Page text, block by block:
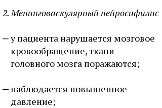
2. Менинговаскулярный нейросифилис
у пациента нарушается мозговое
кровообращение, ткани
головного мозга поражаются;
наблюдается повышенное
давление;